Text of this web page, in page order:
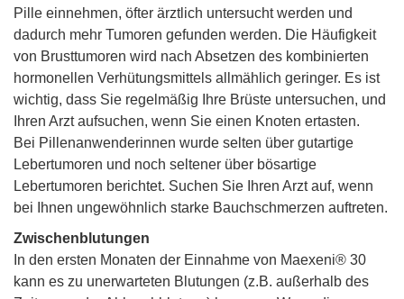
Pille einnehmen, öfter ärztlich untersucht werden und
dadurch mehr Tumoren gefunden werden. Die Häufigkeit
von Brusttumoren wird nach Absetzen des kombinierten
hormonellen Verhütungsmittels allmählich geringer. Es ist
wichtig, dass Sie regelmäßig Ihre Brüste untersuchen, und
Ihren Arzt aufsuchen, wenn Sie einen Knoten ertasten.
Bei Pillenanwenderinnen wurde selten über gutartige
Lebertumoren und noch seltener über bösartige
Lebertumoren berichtet. Suchen Sie Ihren Arzt auf, wenn
bei Ihnen ungewöhnlich starke Bauchschmerzen auftreten.
Zwischenblutungen
In den ersten Monaten der Einnahme von Maexeni® 30
kann es zu unerwarteten Blutungen (z.B. außerhalb des